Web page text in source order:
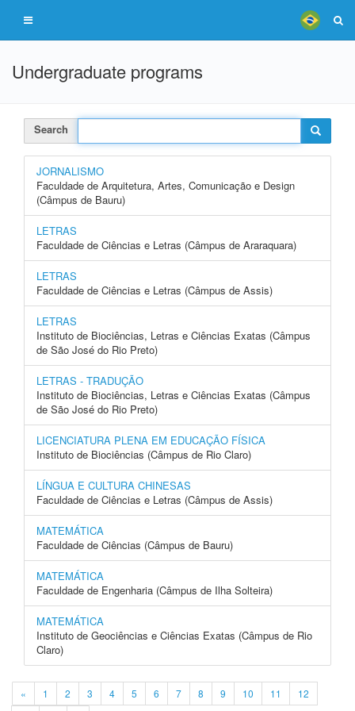
Undergraduate programs
Search
JORNALISMO
Faculdade de Arquitetura, Artes, Comunicação e Design
(Câmpus de Bauru)
LETRAS
Faculdade de Ciências e Letras (Câmpus de Araraquara)
LETRAS
Faculdade de Ciências e Letras (Câmpus de Assis)
LETRAS
Instituto de Biociências, Letras e Ciências Exatas (Câmpus
de São José do Rio Preto)
LETRAS - TRADUÇÃO
Instituto de Biociências, Letras e Ciências Exatas (Câmpus
de São José do Rio Preto)
LICENCIATURA PLENA EM EDUCAÇÃO FÍSICA
Instituto de Biociências (Câmpus de Rio Claro)
LÍNGUA E CULTURA CHINESAS
Faculdade de Ciências e Letras (Câmpus de Assis)
MATEMÁTICA
Faculdade de Ciências (Câmpus de Bauru)
MATEMÁTICA
Faculdade de Engenharia (Câmpus de Ilha Solteira)
MATEMÁTICA
Instituto de Geociências e Ciências Exatas (Câmpus de Rio
Claro)
« 1 2 3 4 5 6 7 8 9 10 11
12